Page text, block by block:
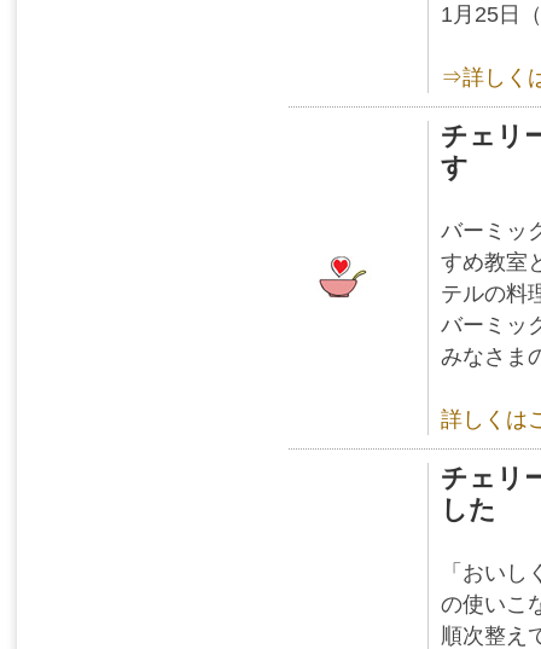
1月25日
⇒詳しく
チェリ
す
バーミッ
すめ教室
テルの料
バーミッ
みなさま
詳しくは
チェリ
した
「おい
の使いこ
順次整え